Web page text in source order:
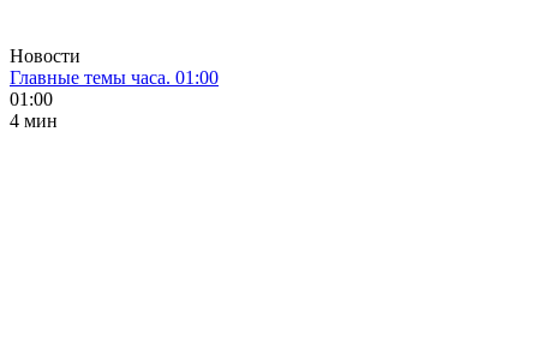
Новости
Главные темы часа. 01:00
01:00
4 мин